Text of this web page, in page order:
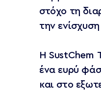
στόχο τη
την
Η SustChem
ένα ευρύ
και στο